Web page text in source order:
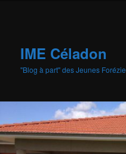
IME Céladon
"Blog à part" des Jeunes